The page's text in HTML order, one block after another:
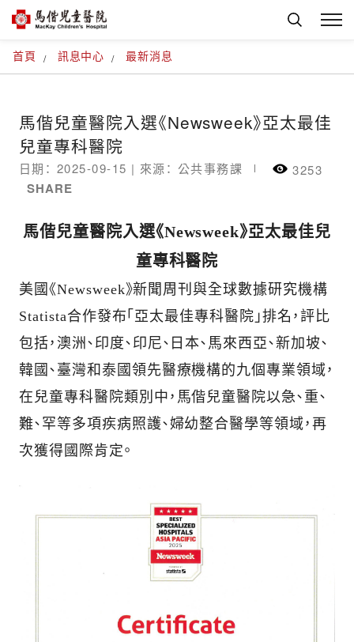
首頁 訊息中心 最新消息
馬偕兒童醫院入選《Newsweek》亞太最佳
兒童專科醫院
日期： 2025-09-15 | 來源： 公共事務課 3253
SHARE
馬偕兒童醫院入選《Newsweek》亞太最佳兒
童專科醫院
美國《Newsweek》新聞周刊與全球數據研究機構
Statista合作發布「亞太最佳專科醫院」排名，評比
包括，澳洲、印度、印尼、日本、馬來西亞、新加坡、
韓國、臺灣和泰國領先醫療機構的九個專業領域，
在兒童專科醫院類別中，馬偕兒童醫院以急、重、
難、罕等多項疾病照護、婦幼整合醫學等領域，再
次獲得國際肯定。